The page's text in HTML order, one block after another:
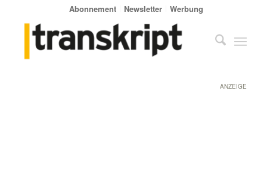
Abonnement Newsletter Werbung
ANZEIGE